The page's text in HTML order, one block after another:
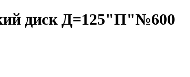
диск Д=125"П"№600